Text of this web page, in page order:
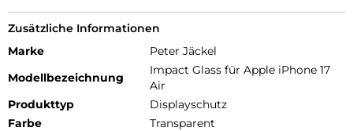
Zusätzliche Informationen
Marke
Peter Jäckel
Modellbezeichnung
Impact Glass für Apple iPhone 17
Air
Produkttyp
Displayschutz
Farbe
Transparent